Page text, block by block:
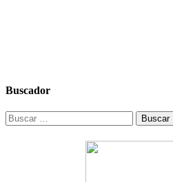
Buscador
Buscar: